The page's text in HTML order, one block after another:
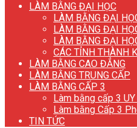
LÀM BẰNG ĐẠI HỌC
LÀM BẰNG ĐẠI
LÀM BẰNG ĐẠI
LÀM BẰNG ĐẠI
CÁC TỈNH THÀNH
LÀM BẰNG CAO ĐẲNG
LÀM BẰNG TRUNG CẤP
LÀM BẰNG CẤP 3
Làm bằng cấp 3
Làm bằng Cấp 3
TIN TỨC